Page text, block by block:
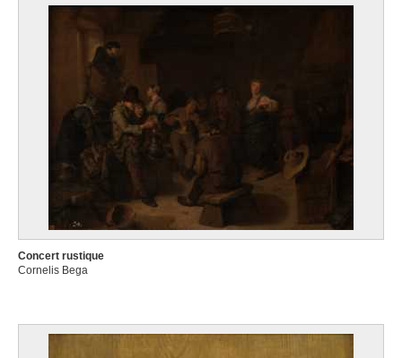
Concert rustique
Cornelis Bega